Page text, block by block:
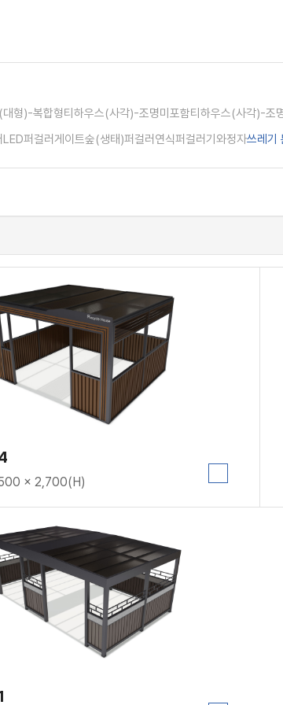
형)-복합형티하우스(사각)-조명미포함티하우스(사각)-조
LED퍼걸러게이트숲(생태)퍼걸러 연식퍼걸러기와정자쓰레기
× 2,700(H)